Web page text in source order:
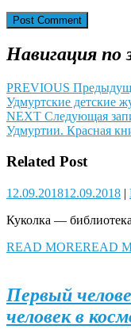
Навигация по
PREVIOUS
Удмуртские детские
NEXT Следующая
Удмуртии. Красная
Related Post
12.09.201812.09.2018 |
Куколка —
READ MOREREAD
Первый
человек в